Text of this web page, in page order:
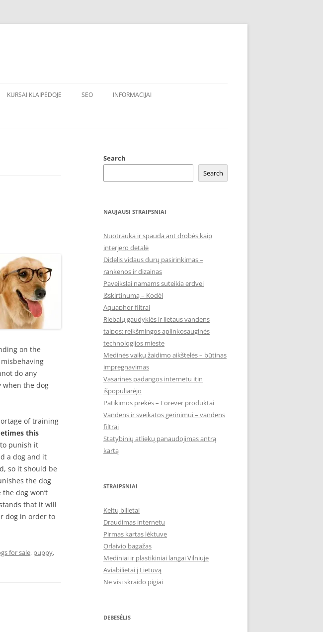
KURSAI KLAIPĖDOJE SEO INFORMACIJAI
on the
do any
when the dog
of training
this
punish it
a dog and it
so it should be
the dog
dog won’t
that it will
dog in order to
for sale, puppy,
Search
Search
NAUJAUSI STRAIPSNIAI
Nuotrauka ir spauda ant drobės kaip
interjero detalė
Didelis vidaus durų pasirinkimas –
rankenos ir dizainas
Paveikslai namams suteikia erdvei
išskirtinumą – Kodėl
Aquaphor filtrai
Riebalų gaudyklės ir lietaus vandens
talpos: reikšmingos aplinkosauginės
technologijos mieste
Medinės vaikų žaidimo aikštelės – būtinas
impregnavimas
Vasarinės padangos internetu itin
išpopuliarėjo
Patikimos prekės – Forever produktai
Vandens ir sveikatos gerinimui – vandens
filtrai
Statybinių atliekų panaudojimas antrą
kartą
STRAIPSNIAI
Keltų bilietai
Draudimas internetu
Pirmas kartas lėktuve
Orlaivio bagažas
Mediniai ir plastikiniai langai Vilniuje
Aviabilietai į Lietuvą
Ne visi skraido pigiai
DEBESĖLIS